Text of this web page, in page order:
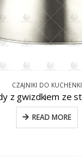
CZAJNIKI DO KUCHENKI
READ MORE